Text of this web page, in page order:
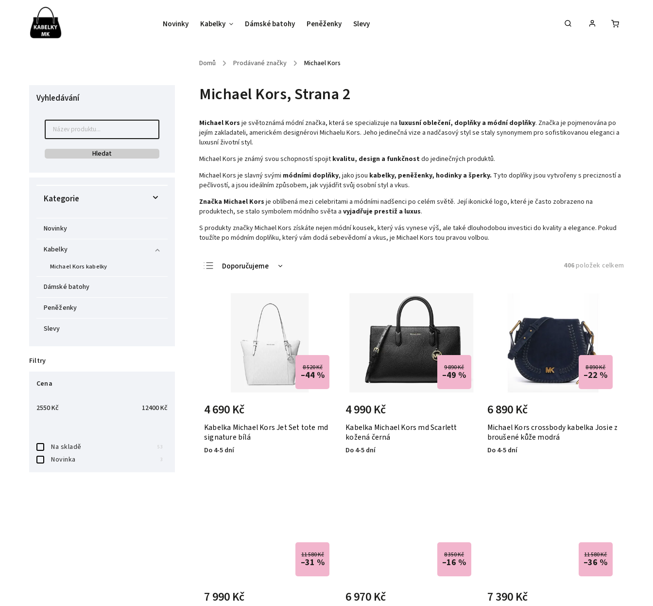
Novinky Kabelky Dámské batohy Peněženky Slevy
Domů / Prodávané značky / Michael Kors
Vyhledávání
Hledat
Kategorie
Novinky
Kabelky
Michael Kors kabelky
Dámské batohy
Peněženky
Slevy
Filtry
Cena
2550Kč 12400Kč
Na skladě 53
Novinka 3
Michael Kors, Strana 2
Michael Kors je světoznámá módní značka, která se specializuje na luxusní oblečení, doplňky a módní doplňky. Značka je pojmenována po
jejím zakladateli, americkém designérovi Michaelu Kors. Jeho jedinečná vize a nadčasový styl se staly synonymem pro sofistikovanou eleganci a
luxusní životní styl.
Michael Kors je známý svou schopností spojit kvalitu, design a funkčnostdo jedinečných produktů.
Michael Kors je slavný svými módními doplňky, jako jsou kabelky, peněženky, hodinky a šperky. Tyto doplňky jsou vytvořeny s precizností a
pečlivostí, a jsou ideálním způsobem, jak vyjádřit svůj osobní styl a vkus.
Značka Michael Kors je oblíbená mezi celebritami a módními nadšenci po celém světě. Její ikonické logo, které je často zobrazeno na
produktech, se stalo symbolem módního světa a vyjadřuje prestiž a luxus.
S produkty značky Michael Kors získáte nejen módní kousek, který vás vynese výš, ale také dlouhodobou investici do kvality a elegance. Pokud
toužíte po módním doplňku, který vám dodá sebevědomí a vkus, je Michael Kors tou pravou volbou.
Doporučujeme
Nejprodávanější
406položek celkem
8 520 Kč
–44 %
Kabelka Michael Kors Jet Set tote md
signature bílá
Do 4-5 dní
4 690 Kč
9 890 Kč
–49 %
Kabelka Michael Kors md Scarlett
kožená černá
Do 4-5 dní
4 990 Kč
8 890 Kč
–22 %
Michael Kors crossbody kabelka Josie z
broušené kůže modrá
Do 4-5 dní
6 890 Kč
11 580 Kč
–31 %
7 990 Kč
8 350 Kč
–16 %
6 970 Kč
11 580 Kč
–36 %
7 390 Kč